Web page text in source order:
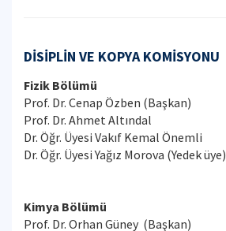
DİSİPLİN VE KOPYA KOMİSYONU
Fizik Bölümü
Prof. Dr. Cenap Özben (Başkan)
Prof. Dr. Ahmet Altındal
Dr. Öğr. Üyesi Vakıf Kemal Önemli
Dr. Öğr. Üyesi Yağız Morova (Yedek üye)
Kimya Bölümü
Prof. Dr. Orhan Güney (Başkan)